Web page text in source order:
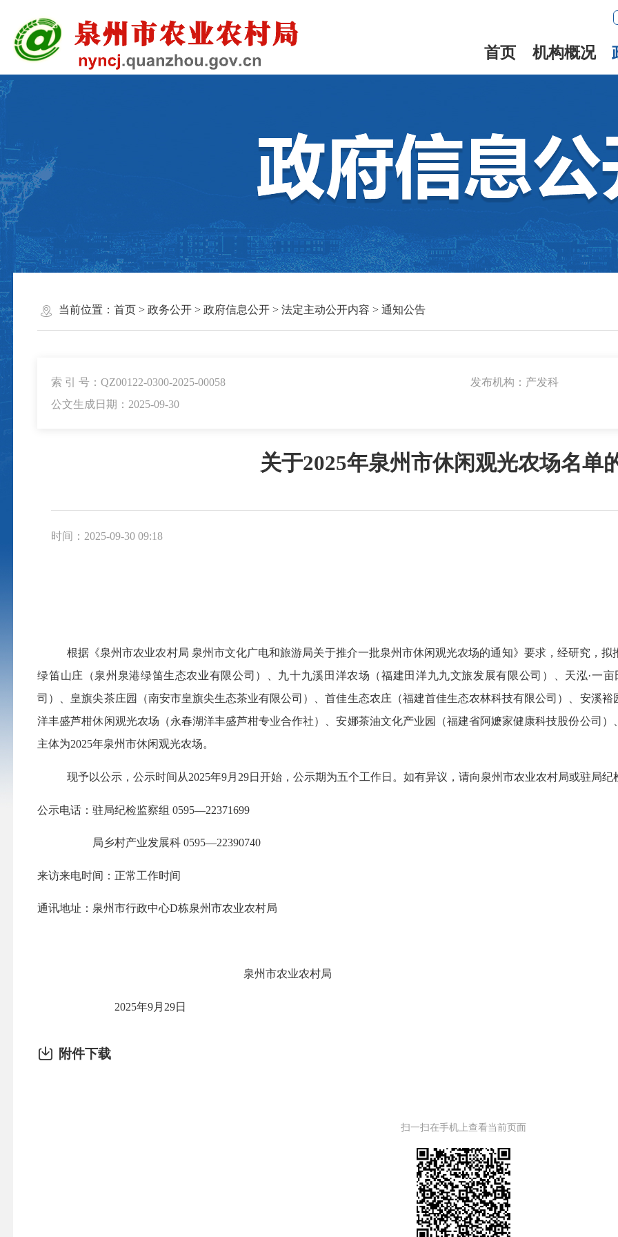
首页 机构概况
当前位置： 首页> 政务公开> 政府信息公开> 法定主动公开内容 > 通知公告
索 引 号：QZ00122-0300-2025-00058
发布机构：产发科
公文生成日期：2025-09-30
关于2025年泉州市休闲观光农场名单
时间：2025-09-30 09:18
根据 《泉州市农业农村局 泉州市文化广电和旅游局关于推介一批泉州市休闲观光农场的通知》要求， 经研究，拟
绿笛山庄（泉州泉港绿笛生态农业有限公司）、九十九溪田洋农场（福建田洋九九文旅发展有限公司）、天泓·一亩
司）、皇旗尖茶庄园（南安市皇旗尖生态茶业有限公司）、首佳生态农庄（福建首佳生态农林科技有限公司）、安溪
洋丰盛芦柑休闲观光农场（永春湖洋丰盛芦柑专业合作社）、安娜茶油文化产业园（福建省阿嬷家健康科技股份公司
主体为2025年泉州市休闲观光农场。
现予以公示，公示时间从2025年9月 29日开始，公示期为五个工作日。如有异议，请向泉州市农业农村局或驻局纪
公示电话：驻局纪检监察组 0595—22371699
局乡村产业发展科 0595—22390740
来访来电时间：正常工作时间
通讯地址：泉州市行政中心D栋泉州市农业农村局
泉州市农业农村局
2025年9月 29日
附件下载
扫一扫在手机上查看当前页面